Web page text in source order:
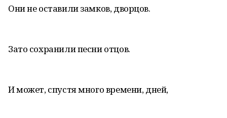
Они не оставили замков, дворцов.
Зато сохранили песни отцов.
И может, спустя много времени, дней,